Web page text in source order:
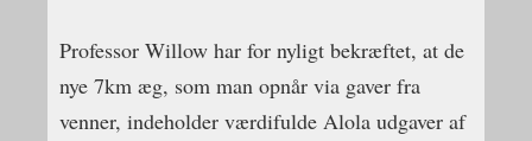
Professor Willow har for nyligt bekræftet, at de
nye 7km æg, som man opnår via gaver fra
venner, indeholder værdifulde Alola udgaver af